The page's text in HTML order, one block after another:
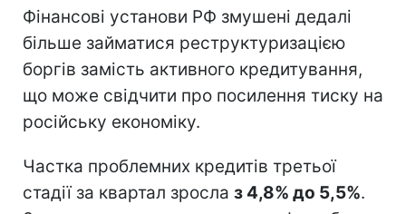
Фінансові установи РФ змушені дедалі
більше займатися реструктуризацією
боргів замість активного кредитування,
що може свідчити про посилення тиску на
російську економіку.
Частка проблемних кредитів третьої
стадії за квартал зросла з 4,8% до 5,5%.